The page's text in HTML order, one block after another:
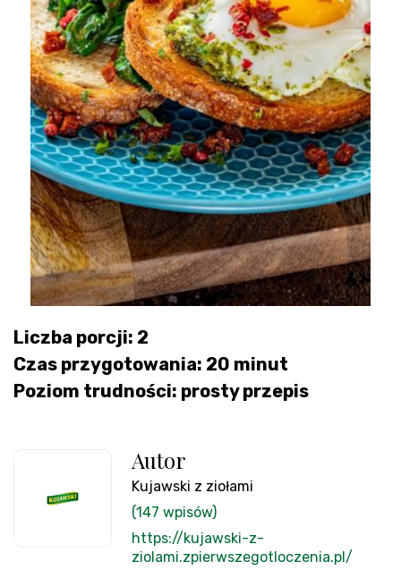
Liczba porcji: 2
Czas przygotowania: 20 minut
Poziom trudności: prosty przepis
Autor
Kujawski z ziołami
(147 wpisów)
https://kujawski-z-
ziolami.zpierwszegotloczenia.pl/